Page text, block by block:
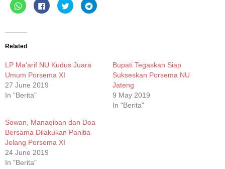
Click
to
share
(Opens
new
Click
to
share
Click
to
share
Click
to
Related
LP Ma'arif NU Kudus Juara
Umum Porsema XI
27 June 2019
In "Berita"
Bupati Tegaskan Siap
Sukseskan Porsema NU
Jateng
9 May 2019
In "Berita"
Sowan, Manaqiban dan Doa
Bersama Dilakukan Panitia
Jelang Porsema XI
24 June 2019
In "Berita"